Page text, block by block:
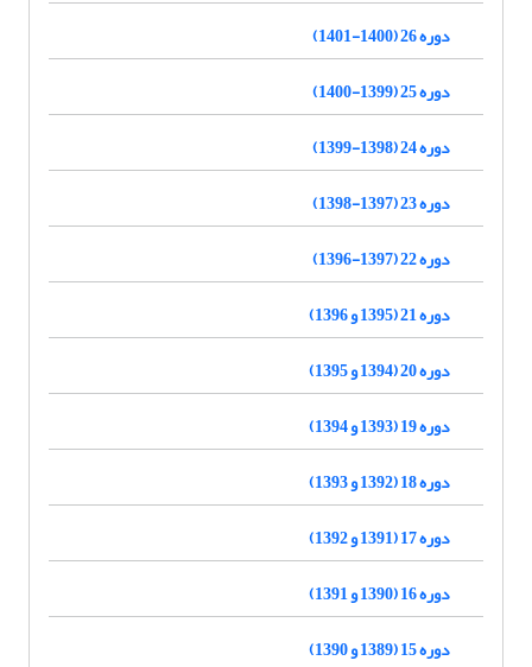
دوره 26 (1400-1401)
دوره 25 (1399-1400)
دوره 24 (1398-1399)
دوره 23 (1397-1398)
دوره 22 (1397-1396)
دوره 21 (1395 و 1396)
دوره 20 (1394 و 1395)
دوره 19 (1393 و 1394)
دوره 18 (1392 و 1393)
دوره 17 (1391 و 1392)
دوره 16 (1390 و 1391)
دوره 15 (1389 و 1390)